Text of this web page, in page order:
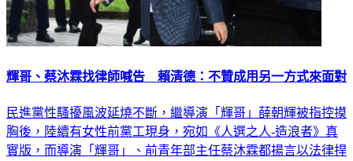
輝哥、蔡沐霖找律師喊告 賴清德：不贊成用另一方式來面對
民進黨性騷擾風波延燒不斷，繼導演「輝哥」薛朝輝被指控摸
胸後，陸續有女性前黨工現身，宛如《人選之人-造浪者》真
實版，而導演「輝哥」、前青年部主任蔡沐霖都揚言以法律捍